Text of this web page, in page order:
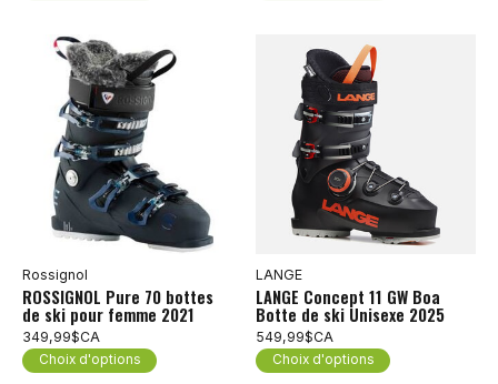
Rossignol
ROSSIGNOL Pure 70 bottes
de ski pour femme 2021
349,99$CA
Choix d'options
LANGE
LANGE Concept 11 GW Boa
Botte de ski Unisexe 2025
549,99$CA
Choix d'options